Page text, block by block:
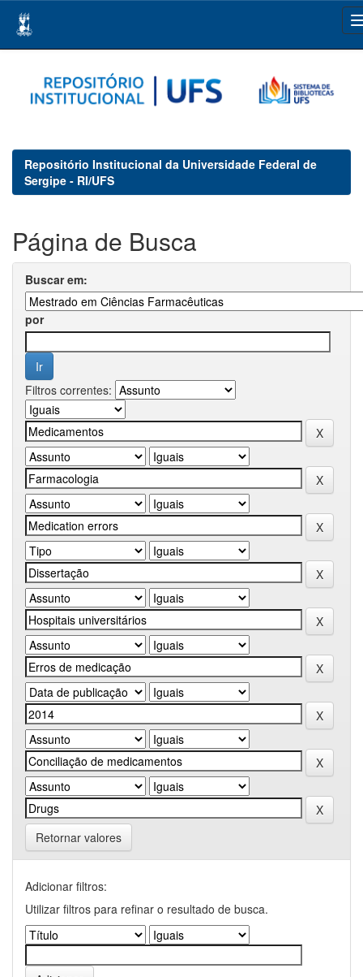
navigation
Repositório Institucional da Universidade Federal de
Sergipe - RI/UFS
Página de Busca
Buscar em:
por
Filtros correntes:
Retornar valores
Adicionar filtros:
Utilizar filtros para refinar o resultado de busca.